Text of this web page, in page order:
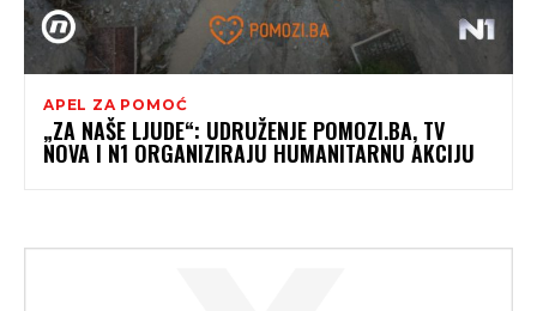
APEL ZA POMOĆ
„ZA NAŠE LJUDE“: UDRUŽENJE POMOZI.BA, TV
NOVA I N1 ORGANIZIRAJU HUMANITARNU AKCIJU